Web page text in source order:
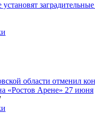
области отменил
«Ростов Арене» 27 июня